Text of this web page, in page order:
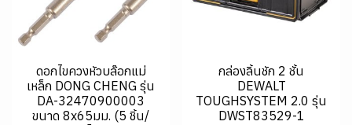
ดอกไขควงหัวบล๊อกแม่
เหล็ก DONG CHENG รุ่น
DA-32470900003
ขนาด 8x65มม. (5 ชิ้น/
กล่องลิ้นชัก 2 ชั้น
DEWALT
TOUGHSYSTEM 2.0 รุ่น
DWST83529-1